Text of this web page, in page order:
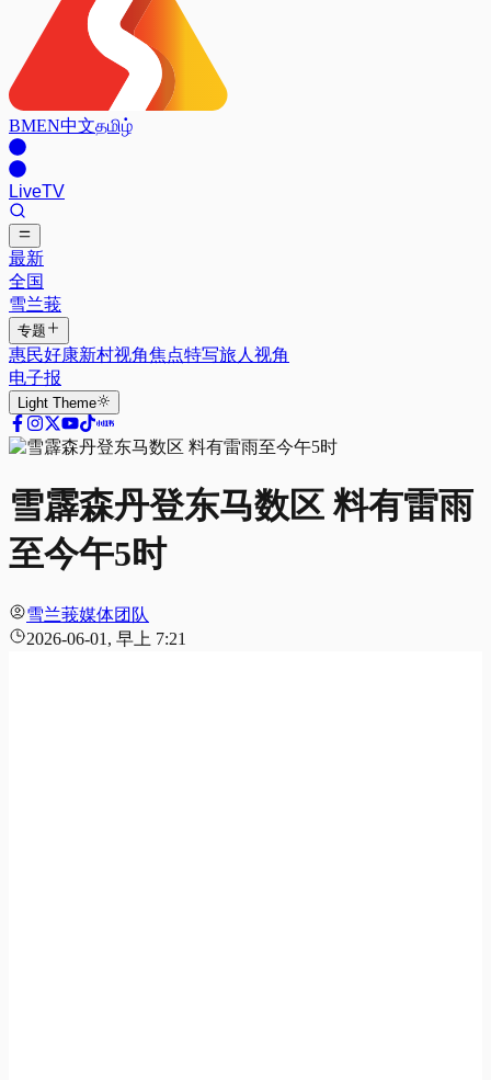
BMEN中文தமிழ்
LiveTV
最新
全国
雪兰莪
专题
惠民好康新村视角焦点特写旅人视角
电子报
Light Theme
雪霹森丹登东马数区 料有雷雨
至今午5时
雪兰莪媒体团队
2026-06-01, 早上 7:21